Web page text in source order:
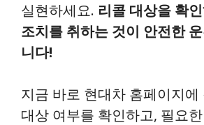
실현하세요. 리콜 대상을 확
조치를 취하는 것이 안전한
니다!
지금 바로 현대차 홈페이지
대상 여부를 확인하고, 필요